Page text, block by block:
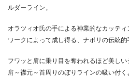
ルダーライン。
オラツィオ氏の手による神業的なカッテ
ワークによって成し得る、ナポリの伝統的
フワッと肩に乗り目を奪われるほど美しい
肩～襟元～首周りのぼりラインの吸い付く